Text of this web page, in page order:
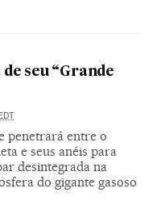
seu “Grande
penetrará entre o
e seus anéis para
desintegrada na
do gigante gasoso